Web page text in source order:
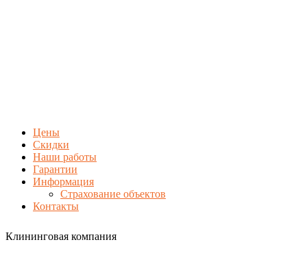
Цены
Скидки
Наши работы
Гарантии
Информация
Страхование объектов
Контакты
Клининговая компания